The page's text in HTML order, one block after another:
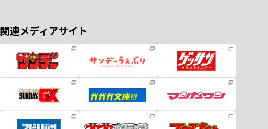
関連メディアサイト